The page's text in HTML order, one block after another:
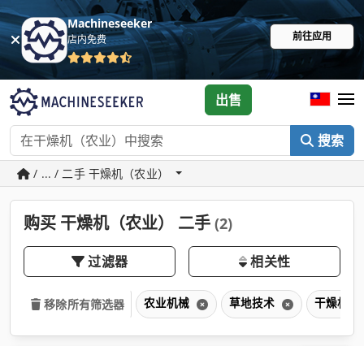
Machineseeker
店内免费 前往应用
搜索
出售
/ ... / 二手 干燥机（农业）
购买 干燥机（农业） 二手 (2)
过滤器 相关性
移除所有筛选器 农业机械 草地技术 干燥机